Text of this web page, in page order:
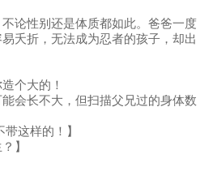
性别还是体质都如此。爸爸一度
夭折，无法成为忍者的孩子，却出
个大的！
长不大，但扫描父兄过的身体数
这样的！】
】